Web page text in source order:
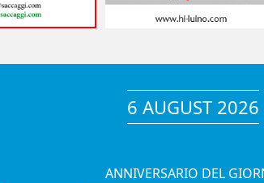
6 AUGUST 2026
ANNIVERSARIO DEL